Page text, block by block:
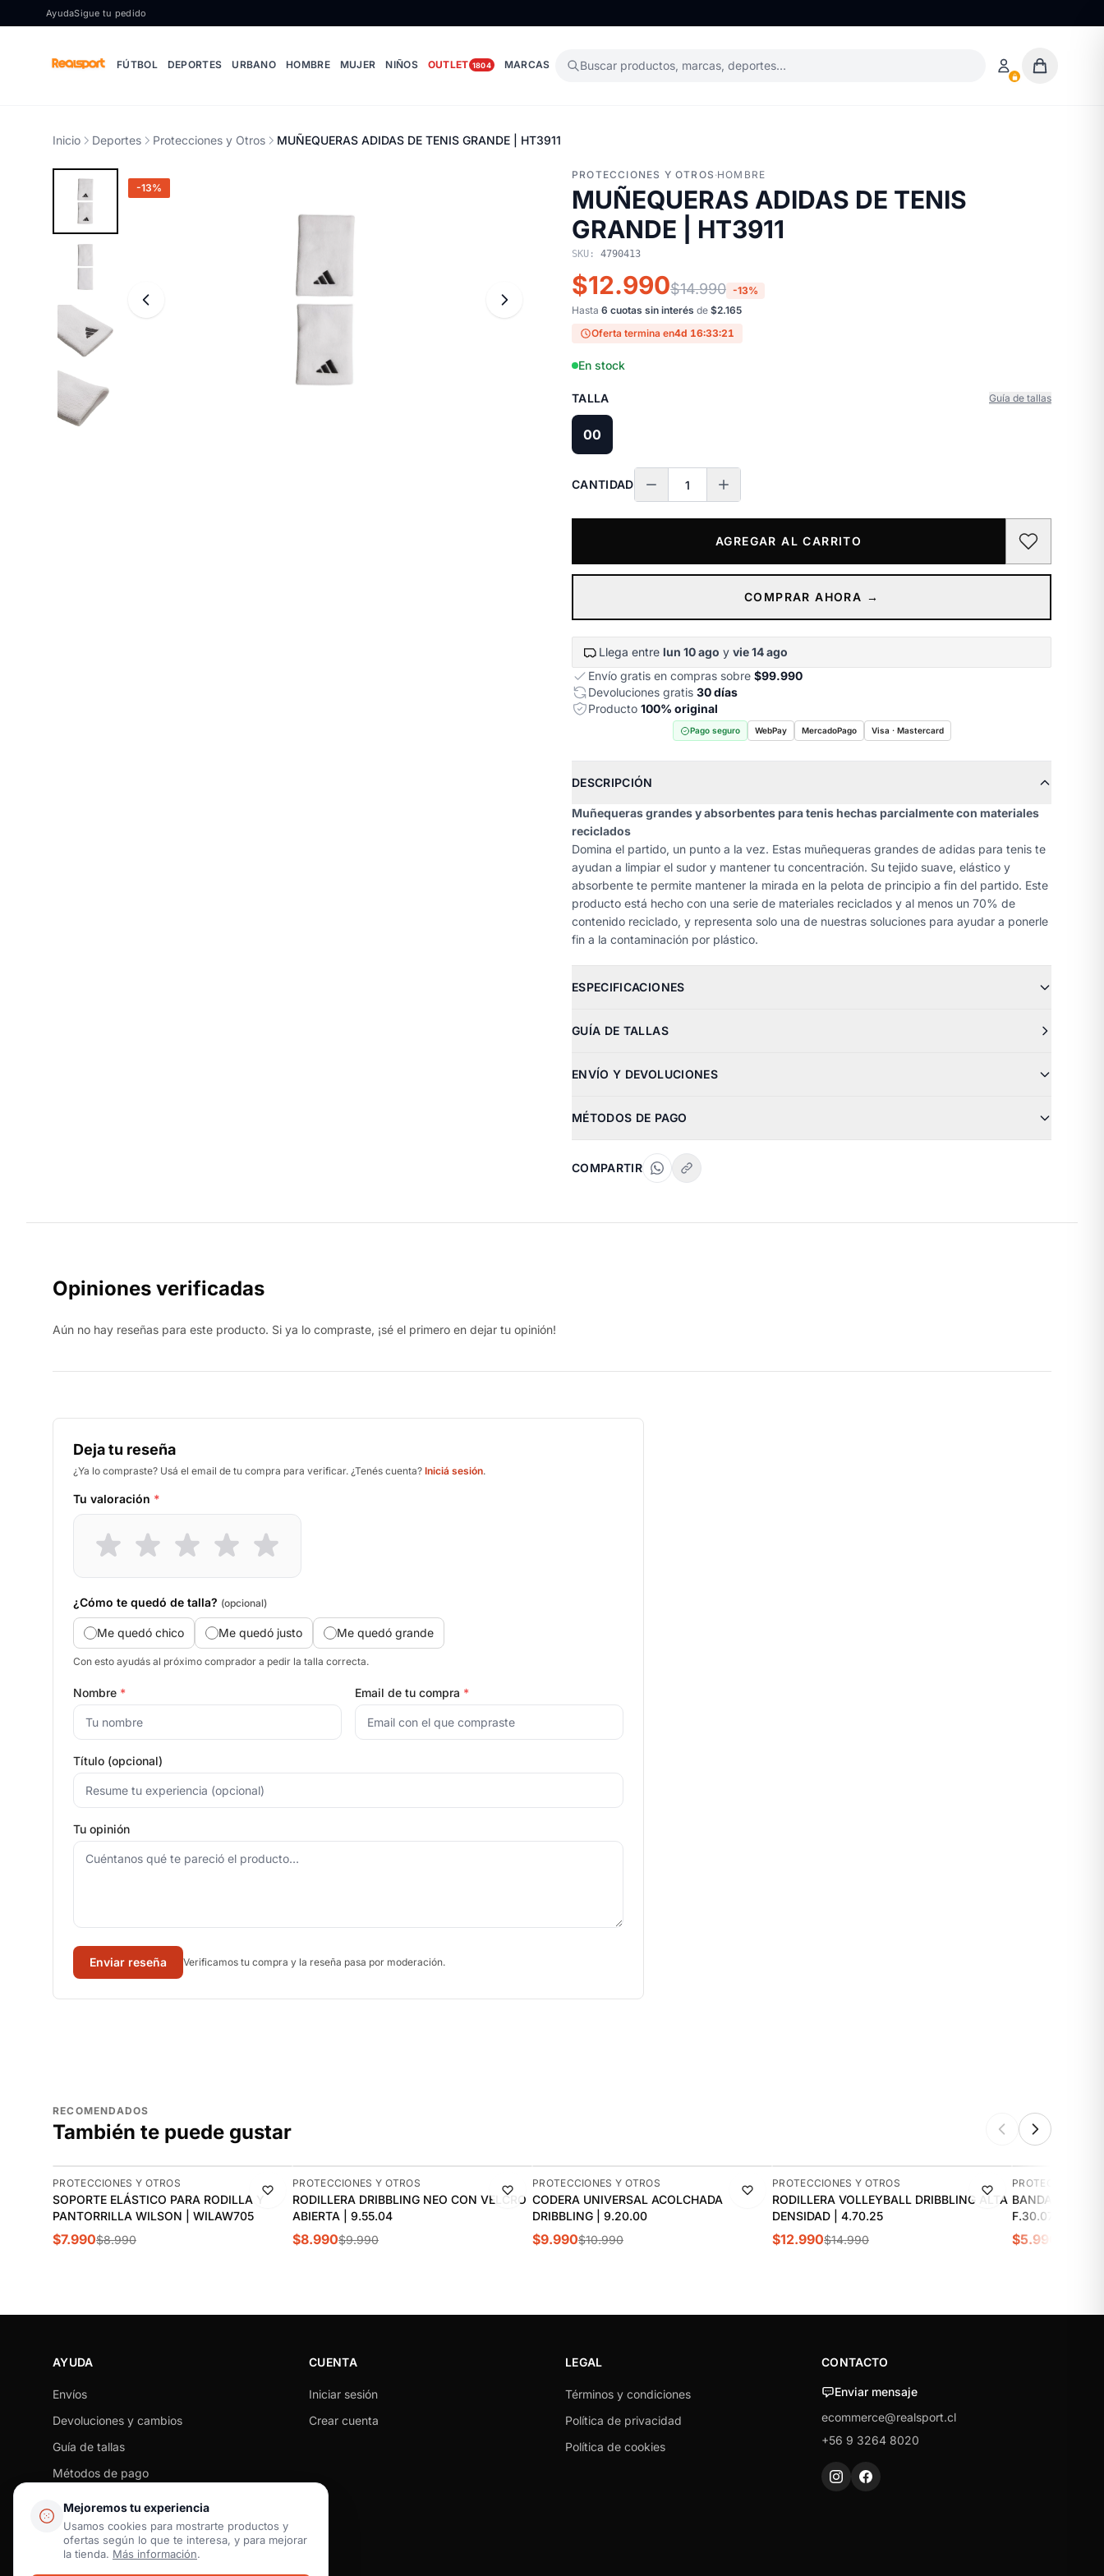
Ir al contenido
Mejoremos tu experiencia
Usamos cookies para mostrarte productos y
ofertas según lo que te interesa, y para mejorar
la tienda. Más información.
AyudaSigue tu pedido
FÚTBOL DEPORTES URBANO HOMBRE MUJER NIÑOS OUTLET 1804 MARCAS Buscar productos, marcas, deportes…
Inicio Deportes Protecciones y Otros MUÑEQUERAS ADIDAS DE TENIS GRANDE | HT3911
-13%
PROTECCIONES Y OTROS ·HOMBRE
MUÑEQUERAS ADIDAS DE TENIS
GRANDE | HT3911
SKU: 4790413
$12.990$14.990 -13%
Hasta 6 cuotas sin interés de $2.165
Oferta termina en4d 16:33:20
En stock
TALLA Guía de tallas
00
CANTIDAD
AGREGAR AL CARRITO
COMPRAR AHORA →
Llega entre lun 10 ago y vie 14 ago
Envío gratis en compras sobre $99.990
Devoluciones gratis 30 días
Producto 100% original
Pago seguro WebPay MercadoPago Visa · Mastercard
DESCRIPCIÓN
Muñequeras grandes y absorbentes para tenis hechas parcialmente con materiales
reciclados
Domina el partido, un punto a la vez. Estas muñequeras grandes de adidas para tenis te
ayudan a limpiar el sudor y mantener tu concentración. Su tejido suave, elástico y
absorbente te permite mantener la mirada en la pelota de principio a fin del partido. Este
producto está hecho con una serie de materiales reciclados y al menos un 70% de
contenido reciclado, y representa solo una de nuestras soluciones para ayudar a ponerle
fin a la contaminación por plástico.
ESPECIFICACIONES
GUÍA DE TALLAS
ENVÍO Y DEVOLUCIONES
MÉTODOS DE PAGO
COMPARTIR
Opiniones verificadas
Aún no hay reseñas para este producto. Si ya lo compraste, ¡sé el primero en dejar tu opinión!
Deja tu reseña
¿Ya lo compraste? Usá el email de tu compra para verificar. ¿Tenés cuenta? Iniciá sesión.
Tu valoración *
¿Cómo te quedó de talla? (opcional)
Me quedó chico Me quedó justo Me quedó grande
Con esto ayudás al próximo comprador a pedir la talla correcta.
Nombre * Email de tu compra *
Título (opcional)
Tu opinión
Enviar reseña Verificamos tu compra y la reseña pasa por moderación.
RECOMENDADOS
También te puede gustar
-11%
PROTECCIONES Y OTROS
SOPORTE ELÁSTICO PARA RODILLA Y
PANTORRILLA WILSON | WILAW705
$7.990$8.990
-10%
PROTECCIONES Y OTROS
RODILLERA DRIBBLING NEO CON VELCRO
ABIERTA | 9.55.04
$8.990$9.990
-9%
PROTECCIONES Y OTROS
CODERA UNIVERSAL ACOLCHADA
DRIBBLING | 9.20.00
$9.990$10.990
-13%
PROTECCIONES Y OTROS
RODILLERA VOLLEYBALL DRIBBLING ALTA
DENSIDAD | 4.70.25
$12.990$14.990
-14%
PROTECCIONES
BANDA
F.30.07
$5.990
AYUDA
Envíos
Devoluciones y cambios
Guía de tallas
Métodos de pago
Preguntas frecuentes
Contacto
CUENTA
Iniciar sesión
Crear cuenta
LEGAL
Términos y condiciones
Política de privacidad
Política de cookies
CONTACTO
Enviar mensaje
ecommerce@realsport.cl
+56 9 3264 8020